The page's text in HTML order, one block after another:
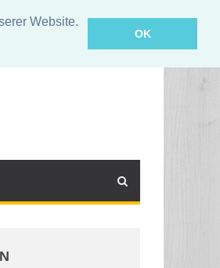
Website.
OK